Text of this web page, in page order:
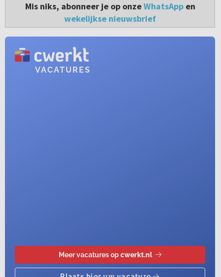
Mis niks, abonneer je op onzeWhatsAppen
wekelijkse nieuwsbrief